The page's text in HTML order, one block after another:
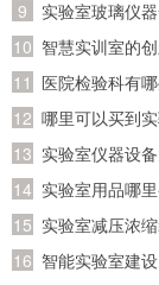
求，仪器仪表
工仪器网，仪器信
仪表交易网 ，维库
这几个都是名气比
国内比较大的
仪器信息网
化工仪器网
多了，求推荐
实验室玻璃仪
璃仪器有哪些)
智慧实训室的
养？智慧康养
医院检验科有
射科、病理科
哪里可以买到
器的试剂，请
实验室仪器设
名称及图片？
实验室用品哪
套初三所有的
钱？分开买便
实验室减压浓
压蒸馏装置，
智能实验室建